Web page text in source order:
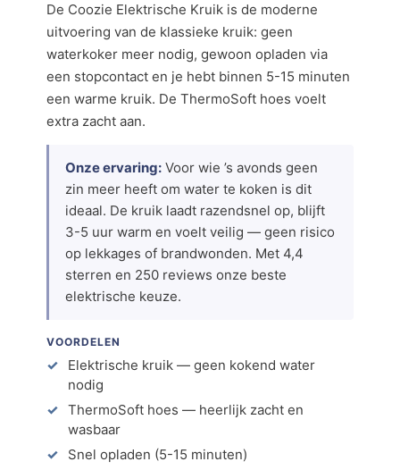
De Coozie Elektrische Kruik is de moderne
uitvoering van de klassieke kruik: geen
waterkoker meer nodig, gewoon opladen via
een stopcontact en je hebt binnen 5-15 minuten
een warme kruik. De ThermoSoft hoes voelt
extra zacht aan.
Onze ervaring: Voor wie ’s avonds geen
zin meer heeft om water te koken is dit
ideaal. De kruik laadt razendsnel op, blijft
3-5 uur warm en voelt veilig — geen risico
op lekkages of brandwonden. Met 4,4
sterren en 250 reviews onze beste
elektrische keuze.
VOORDELEN
Elektrische kruik — geen kokend water
nodig
ThermoSoft hoes — heerlijk zacht en
wasbaar
Snel opladen (5-15 minuten)